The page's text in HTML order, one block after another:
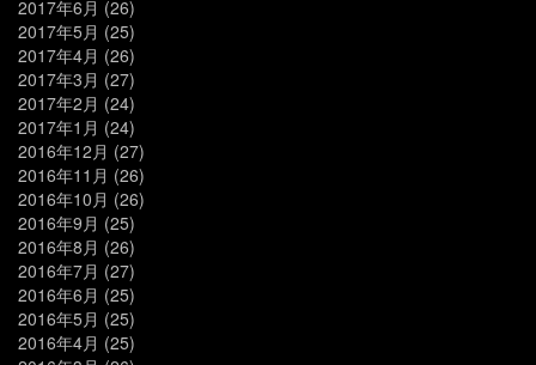
2017年6月 (26)
2017年5月 (25)
2017年4月 (26)
2017年3月 (27)
2017年2月 (24)
2017年1月 (24)
2016年12月 (27)
2016年11月 (26)
2016年10月 (26)
2016年9月 (25)
2016年8月 (26)
2016年7月 (27)
2016年6月 (25)
2016年5月 (25)
2016年4月 (25)